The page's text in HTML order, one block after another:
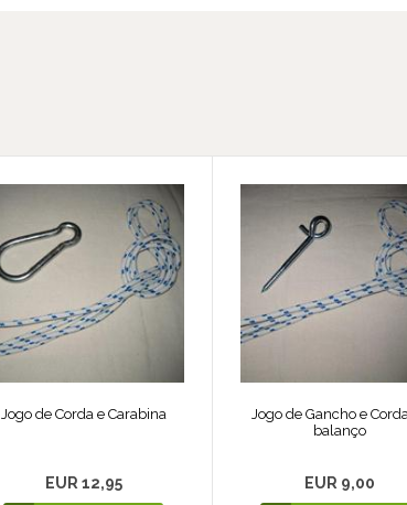
Jogo de Corda e Carabina
EUR 12,95
Jogo de Gancho e
balanço
EUR 9,00